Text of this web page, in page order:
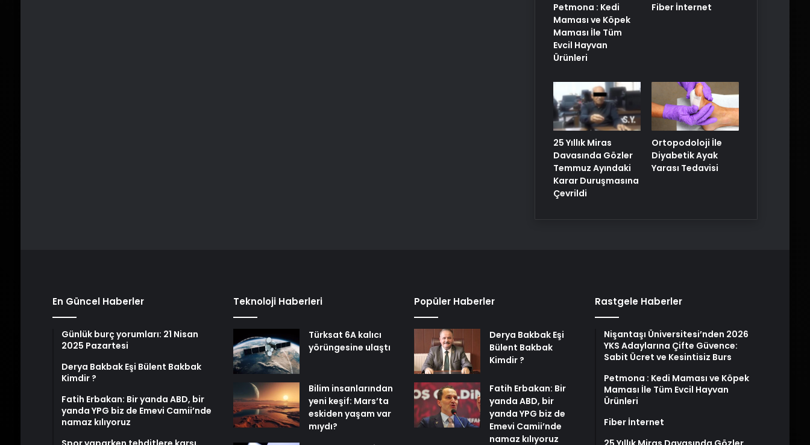
Petmona : Kedi
Maması ve Köpek
Maması İle Tüm
Evcil Hayvan
Ürünleri
Fiber İnternet
25 Yıllık Miras
Davasında Gözler
Temmuz Ayındaki
Karar Duruşmasına
Çevrildi
Ortopodoloji İle
Diyabetik Ayak
Yarası Tedavisi
En Güncel Haberler
Günlük burç yorumları: 21 Nisan
2025 Pazartesi
Derya Bakbak Eşi Bülent Bakbak
Kimdir ?
Fatih Erbakan: Bir yanda ABD, bir
yanda YPG biz de Emevi Camii’nde
namaz kılıyoruz
Teknoloji Haberleri
Türksat 6A kalıcı
yörüngesine ulaştı
Bilim insanlarından
yeni keşif: Mars’ta
eskiden yaşam var
mıydı?
Popüler Haberler
Derya Bakbak Eşi
Bülent Bakbak
Kimdir ?
Fatih Erbakan: Bir
yanda ABD, bir
yanda YPG biz de
Emevi Camii’nde
namaz kılıyoruz
Rastgele Haberler
Nişantaşı Üniversitesi’nden 2026
YKS Adaylarına Çifte Güvence:
Sabit Ücret ve Kesintisiz Burs
Petmona : Kedi Maması ve Köpek
Maması İle Tüm Evcil Hayvan
Ürünleri
Fiber İnternet